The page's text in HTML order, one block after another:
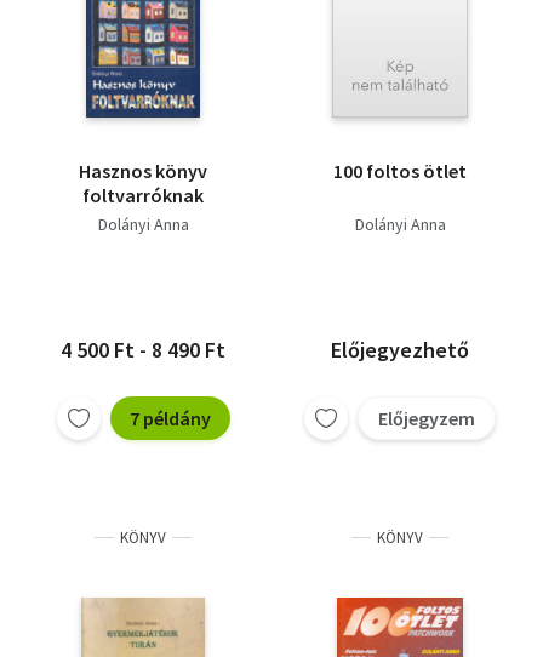
Hasznos könyv
foltvarróknak
Dolányi Anna
4 500 Ft - 8 490 Ft
7 példány
100 foltos ötlet
Dolányi Anna
Előjegyezhető
Előjegyzem
KÖNYV KÖNYV